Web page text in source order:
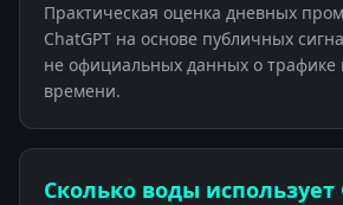
Практическая оценка дневных
ChatGPT на основе публичных
не официальных данных о трафике
времени.
Сколько воды использует